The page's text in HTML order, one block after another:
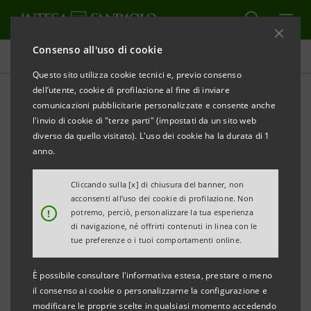
Consenso all'uso di cookie
Questo sito utilizza cookie tecnici e, previo consenso
dell’utente, cookie di profilazione al fine di inviare
comunicazioni pubblicitarie personalizzate e consente anche
l'invio di cookie di "terze parti" (impostati da un sito web
diverso da quello visitato). L'uso dei cookie ha la durata di 1
anno.
!
Cliccando sulla [x] di chiusura del banner, non
acconsenti all’uso dei cookie di profilazione. Non
potremo, perciò, personalizzare la tua esperienza
di navigazione, né offrirti contenuti in linea con le
tue preferenze o i tuoi comportamenti online.
È possibile consultare l'informativa estesa, prestare o meno
il consenso ai cookie o personalizzarne la configurazione e
modificare le proprie scelte in qualsiasi momento accedendo
Comunicati stampa
STAMPA AGGIORNA
Emergenza maltempo
COMUNICATO STAMPA
BANCA CR FIRENZE METTE A DISPOSIZIONE
UN PLAFOND DI 15 MILIONI DI EURO
A FAVORE DI AZIENDE E FAMIGLIE DANNEGGIATE
• finanziamenti a breve e a medio lungo termine
fino a 5 anni